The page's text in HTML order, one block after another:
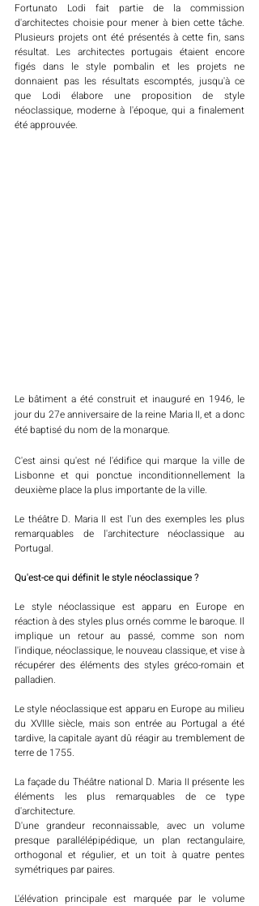
Fortunato Lodi fait partie de la commission
d'architectes choisie pour mener à bien cette tâche.
Plusieurs projets ont été présentés à cette fin, sans
résultat. Les architectes portugais étaient encore
figés dans le style pombalin et les projets ne
donnaient pas les résultats escomptés, jusqu'à ce
que Lodi élabore une proposition de style
néoclassique, moderne à l'époque, qui a finalement
été approuvée.
Le bâtiment a été construit et inauguré en 1946, le
jour du 27e anniversaire de la reine Maria II, et a donc
été baptisé du nom de la monarque.
C'est ainsi qu'est né l'édifice qui marque la ville de
Lisbonne et qui ponctue inconditionnellement la
deuxième place la plus importante de la ville.
Le théâtre D. Maria II est l'un des exemples les plus
remarquables de l'architecture néoclassique au
Portugal.
Qu'est-ce qui définit le style néoclassique ?
Le style néoclassique est apparu en Europe en
réaction à des styles plus ornés comme le baroque. Il
implique un retour au passé, comme son nom
l'indique, néoclassique, le nouveau classique, et vise à
récupérer des éléments des styles gréco-romain et
palladien.
Le style néoclassique est apparu en Europe au milieu
du XVIIIe siècle, mais son entrée au Portugal a été
tardive, la capitale ayant dû réagir au tremblement de
terre de 1755.
La façade du Théâtre national D. Maria II présente les
éléments les plus remarquables de ce type
d'architecture.
D'une grandeur reconnaissable, avec un volume
presque parallélépipédique, un plan rectangulaire,
orthogonal et régulier, et un toit à quatre pentes
symétriques par paires.
L'élévation principale est marquée par le volume